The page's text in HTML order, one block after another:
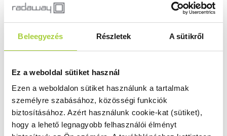
Beleegyezés Részletek A sütikről
Ez a weboldal sütiket használ
Ezen a weboldalon sütiket használunk a tartalmak
személyre szabásához, közösségi funkciók
biztosításához. Azért használunk cookie-kat (sütiket),
hogy a lehető legnagyobb felhasználói élményt
tisztításért.
Emelőmechanika
Az emelőmechanikás zsanér nyitáskor
becsukásakor a küszöb mögé ülteti az ajtót.
Mágnescsík
Tökéletes záródást biztosító mágneses
tömítőprofilok.